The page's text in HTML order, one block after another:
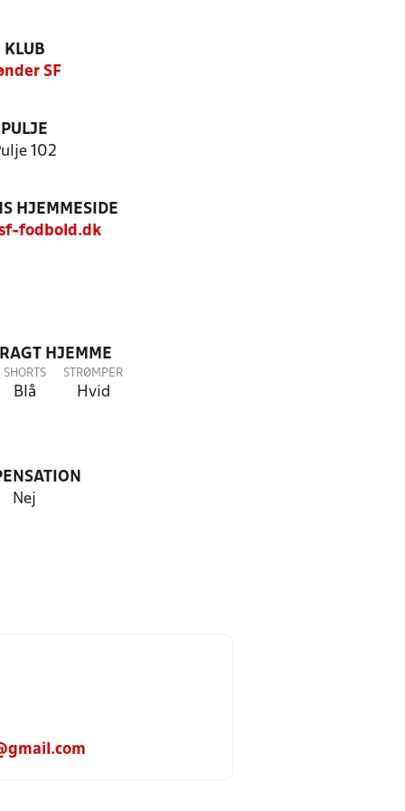
KLUB
SF
PULJE
102
HJEMMESIDE
fodbold.dk
HJEMME
SHORTS
Blå
STRØMPER
Hvid
Nej